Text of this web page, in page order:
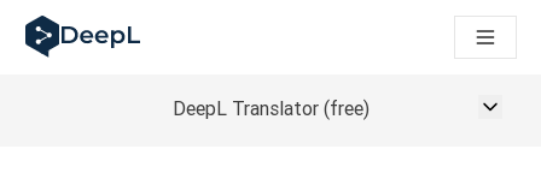
DeepL für KI‑Agenten
DeepL Translation Flow: Neue KI-gestützte Workflows für
How we brought Swiss German to DeepL
DeepL Translator (free)